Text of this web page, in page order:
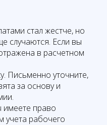
стал жестче, но
случаются. Если вы
в расчетном
Письменно уточните,
за основу и
имеете право
учета рабочего